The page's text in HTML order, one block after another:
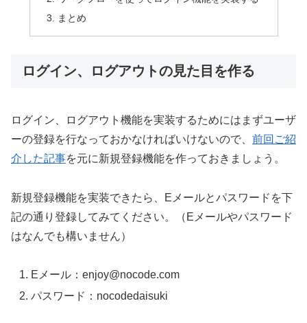
まとめ
ログイン、ログアウトの見た目を作る
ログイン、ログアウト機能を実装するためにはまずユーザ
ーの登録を行なっておかなければいけないので、 前回ご紹
介した記事を元に新規登録機能を作っておきましょう。
新規登録機能を実装できたら、Eメールとパスワードを下
記の通り登録してみてください。（Eメールやパスワード
はなんでも構いません）
Eメール：enjoy@nocode.com
パスワード：nocodedaisuki